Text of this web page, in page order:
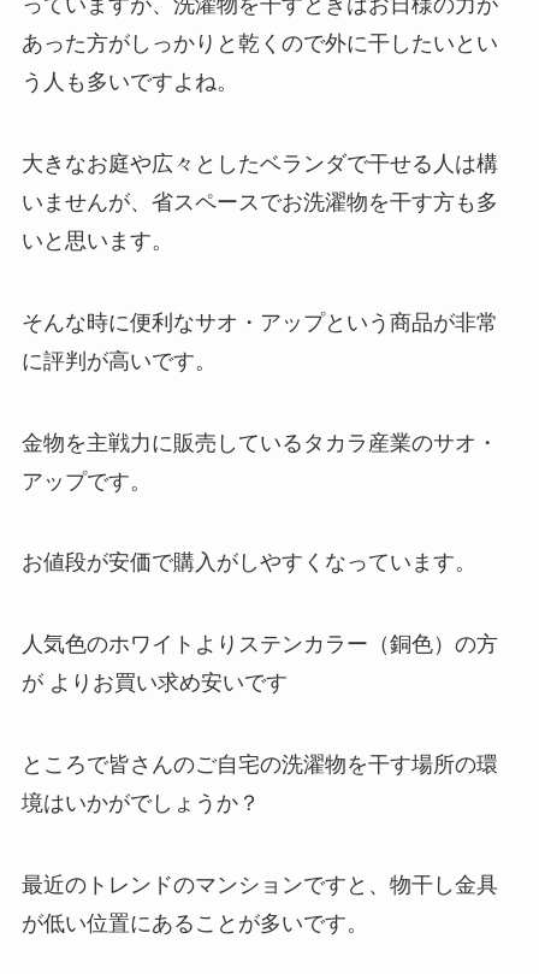
っていますが、洗濯物を干すときはお日様の力が
あった方がしっかりと乾くので外に干したいとい
う人も多いですよね。
大きなお庭や広々としたベランダで干せる人は構
いませんが、省スペースでお洗濯物を干す方も多
いと思います。
そんな時に便利なサオ・アップという商品が非常
に評判が高いです。
金物を主戦力に販売しているタカラ産業のサオ・
アップです。
お値段が安価で購入がしやすくなっています。
人気色のホワイトよりステンカラー（銅色）の方
が よりお買い求め安いです
ところで皆さんのご自宅の洗濯物を干す場所の環
境はいかがでしょうか？
最近のトレンドのマンションですと、物干し金具
が低い位置にあることが多いです。